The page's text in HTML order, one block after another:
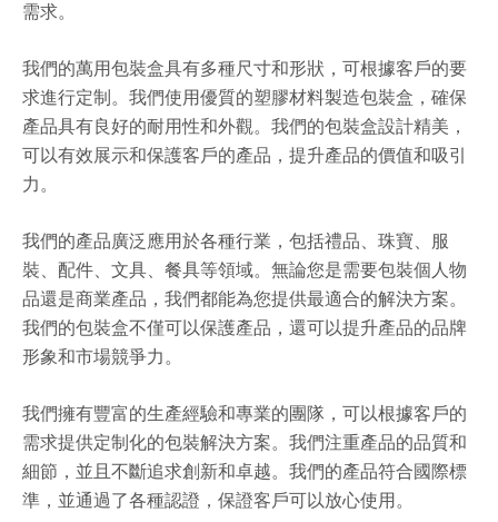
需求。
我們的萬用包裝盒具有多種尺寸和形狀，可根據客戶的要
求進行定制。我們使用優質的塑膠材料製造包裝盒，確保
產品具有良好的耐用性和外觀。我們的包裝盒設計精美，
可以有效展示和保護客戶的產品，提升產品的價值和吸引
力。
我們的產品廣泛應用於各種行業，包括禮品、珠寶、服
裝、配件、文具、餐具等領域。無論您是需要包裝個人物
品還是商業產品，我們都能為您提供最適合的解決方案。
我們的包裝盒不僅可以保護產品，還可以提升產品的品牌
形象和市場競爭力。
我們擁有豐富的生產經驗和專業的團隊，可以根據客戶的
需求提供定制化的包裝解決方案。我們注重產品的品質和
細節，並且不斷追求創新和卓越。我們的產品符合國際標
準，並通過了各種認證，保證客戶可以放心使用。